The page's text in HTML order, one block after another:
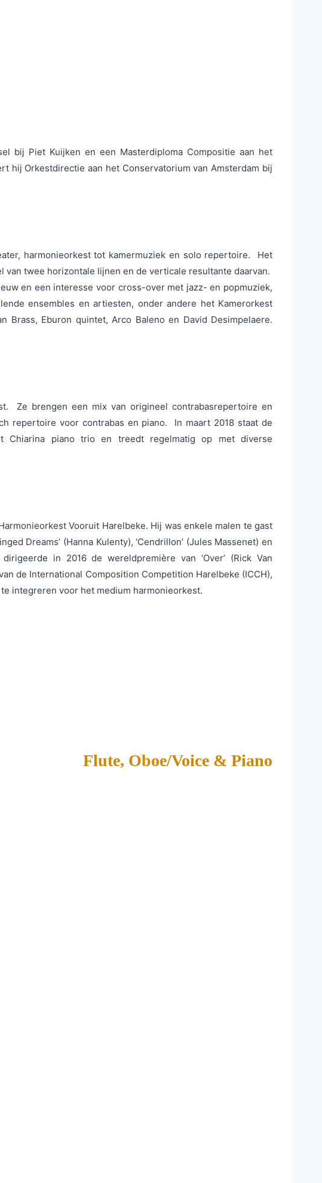
bij Piet Kuijken en een Masterdiploma Compositie aan het
hij Orkestdirectie aan het Conservatorium van Amsterdam bij
harmonieorkest tot kamermuziek en solo repertoire. Het
twee horizontale lijnen en de verticale resultante daarvan.
en een interesse voor cross-over met jazz- en popmuziek,
ensembles en artiesten, onder andere het Kamerorkest
Eburon quintet, Arco Baleno en David Desimpelaere.
Ze brengen een mix van origineel contrabasrepertoire en
repertoire voor contrabas en piano. In maart 2018 staat de
Chiarina piano trio en treedt regelmatig op met diverse
Vooruit Harelbeke. Hij was enkele malen te gast
Dreams’ (Hanna Kulenty), ‘Cendrillon’ (Jules Massenet) en
in 2016 de wereldpremière van ‘Over’ (Rick Van
de International Composition Competition Harelbeke (ICCH),
integreren voor het medium harmonieorkest.
Flute, Oboe/Voice & Piano